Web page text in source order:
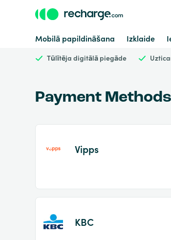
Mobilā papildināšana Izklaide
Tūlītēja digitālā piegāde
Payment Methods
Vipps
KBC